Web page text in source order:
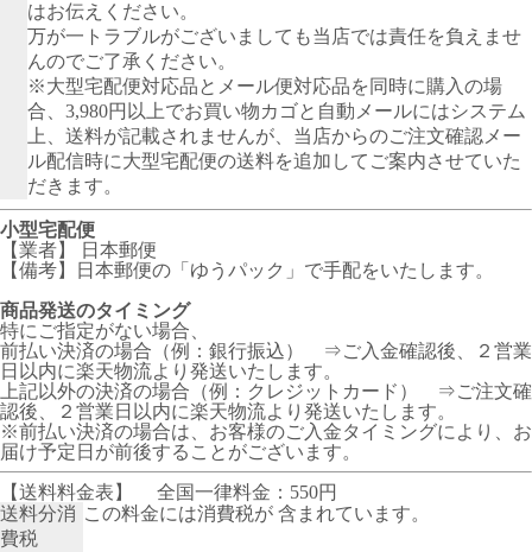
はお伝えください。
万が一トラブルがございましても当店では責任を負えませ
んのでご了承ください。
※大型宅配便対応品とメール便対応品を同時に購入の場
合、3,980円以上でお買い物カゴと自動メールにはシステム
上、送料が記載されませんが、当店からのご注文確認メー
ル配信時に大型宅配便の送料を追加してご案内させていた
だきます。
小型宅配便
【業者】 日本郵便
【備考】日本郵便の「ゆうパック」で手配をいたします。
商品発送のタイミング
特にご指定がない場合、
前払い決済の場合（例：銀行振込） ⇒ご入金確認後、２営業
日以内に楽天物流より発送いたします。
上記以外の決済の場合（例：クレジットカード） ⇒ご注文確
認後、２営業日以内に楽天物流より発送いたします。
※前払い決済の場合は、お客様のご入金タイミングにより、お
届け予定日が前後することがございます。
【送料料金表】
全国一律料金：550円
送料分消
費税
この料金には消費税が 含まれています。